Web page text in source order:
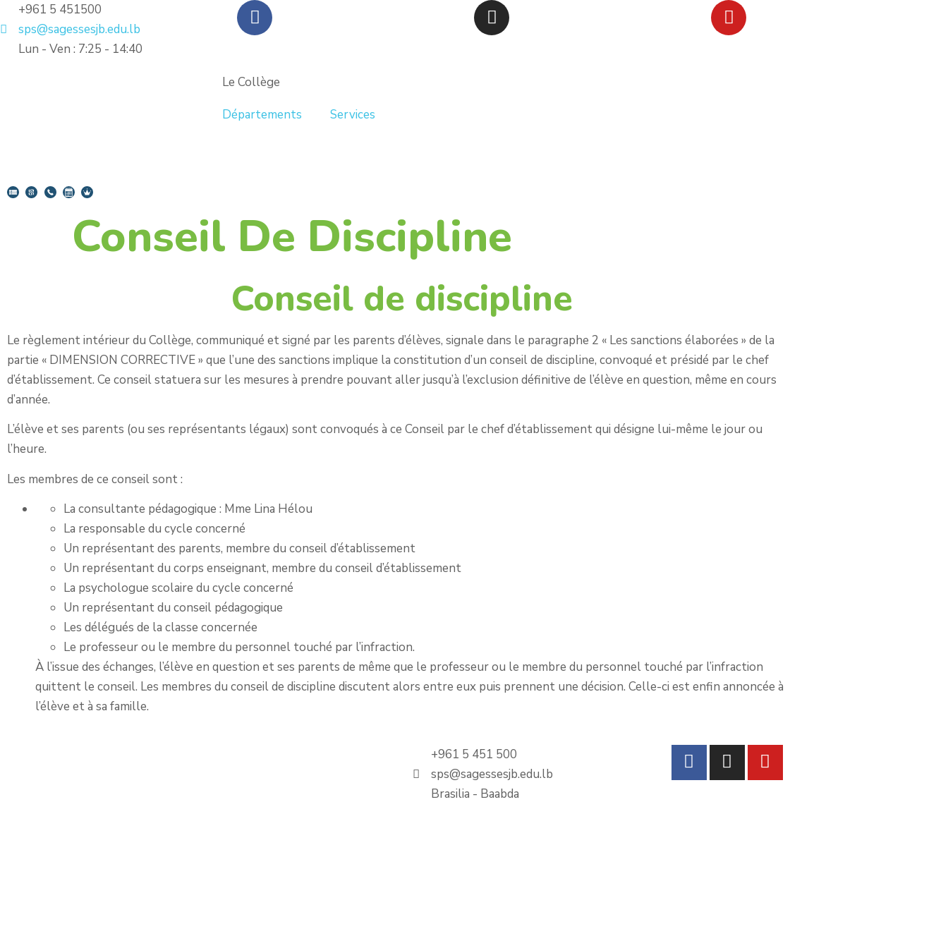
+961 5 451500
sps@sagessesjb.edu.lb
Lun - Ven : 7:25 - 14:40
Le Collège
Départements
Services
Conseil De Discipline
Conseil de discipline
Le règlement intérieur du Collège, communiqué et signé par les parents d’élèves, signale dans le paragraphe 2 « Les sanctions élaborées » de la
partie « DIMENSION CORRECTIVE » que l’une des sanctions implique la constitution d’un conseil de discipline, convoqué et présidé par le chef
d’établissement. Ce conseil statuera sur les mesures à prendre pouvant aller jusqu’à l’exclusion définitive de l’élève en question, même en cours
d’année.
L’élève et ses parents (ou ses représentants légaux) sont convoqués à ce Conseil par le chef d’établissement qui désigne lui-même le jour ou
l’heure.
Les membres de ce conseil sont :
La consultante pédagogique : Mme Lina Hélou
La responsable du cycle concerné
Un représentant des parents, membre du conseil d’établissement
Un représentant du corps enseignant, membre du conseil d’établissement
La psychologue scolaire du cycle concerné
Un représentant du conseil pédagogique
Les délégués de la classe concernée
Le professeur ou le membre du personnel touché par l’infraction.
À l’issue des échanges, l’élève en question et ses parents de même que le professeur ou le membre du personnel touché par l’infraction
quittent le conseil. Les membres du conseil de discipline discutent alors entre eux puis prennent une décision. Celle-ci est enfin annoncée à
l’élève et à sa famille.
+961 5 451 500
sps@sagessesjb.edu.lb
Brasilia - Baabda